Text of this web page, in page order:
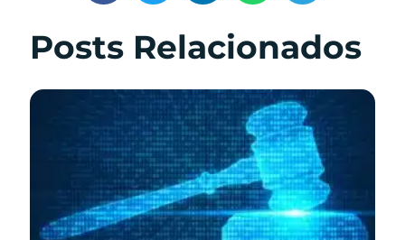
Posts Relacionados